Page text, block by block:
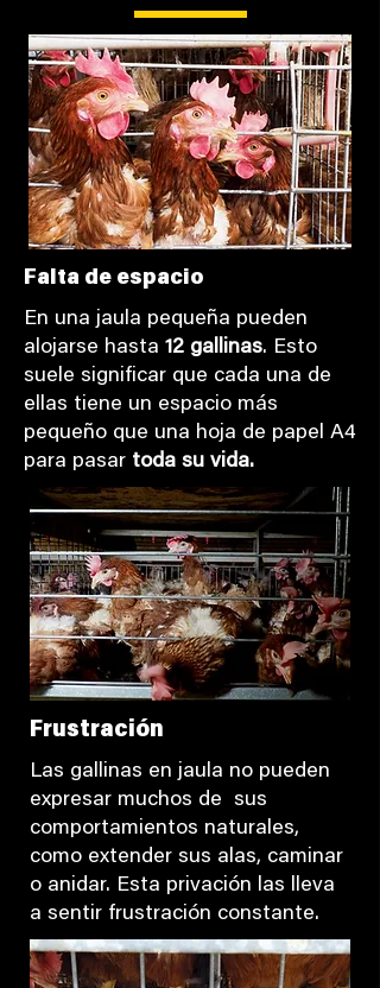
Falta de espacio
En una jaula pequeña pueden
alojarse hasta 12 gallinas. Esto
suele significar que cada una de
ellas tiene un espacio más
pequeño que una hoja de papel A4
para pasar toda su vida.
Frustración
Las gallinas en jaula no pueden
expresar muchos de sus
comportamientos naturales,
como extender sus alas, caminar
o anidar. Esta privación las lleva
a sentir frustración constante.